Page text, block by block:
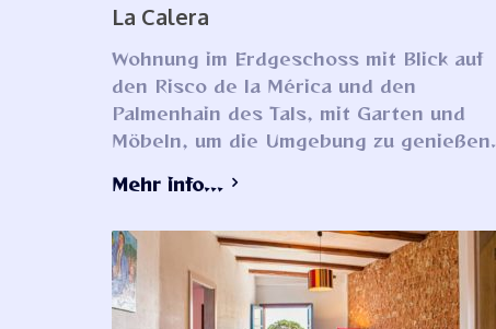
La Calera
Wohnung im Erdgeschoss mit Blick auf
den Risco de la Mérica und den
Palmenhain des Tals, mit Garten und
Möbeln, um die Umgebung zu genießen.
Mehr info...